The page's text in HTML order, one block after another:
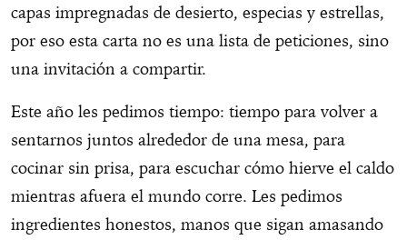
capas impregnadas de desierto, especias y estrellas,
por eso esta carta no es una lista de peticiones, sino
una invitación a compartir.
Este año les pedimos tiempo: tiempo para volver a
sentarnos juntos alrededor de una mesa, para
cocinar sin prisa, para escuchar cómo hierve el caldo
mientras afuera el mundo corre. Les pedimos
ingredientes honestos, manos que sigan amasando